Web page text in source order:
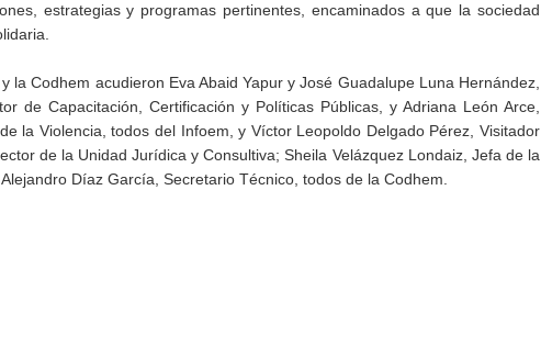
estrategias y programas pertinentes, encaminados a que la sociedad
Codhem acudieron Eva Abaid Yapur y José Guadalupe Luna Hernández,
de Capacitación, Certificación y Políticas Públicas, y Adriana León Arce,
la Violencia, todos del Infoem, y Víctor Leopoldo Delgado Pérez, Visitador
de la Unidad Jurídica y Consultiva; Sheila Velázquez Londaiz, Jefa de la
Díaz García, Secretario Técnico, todos de la Codhem.